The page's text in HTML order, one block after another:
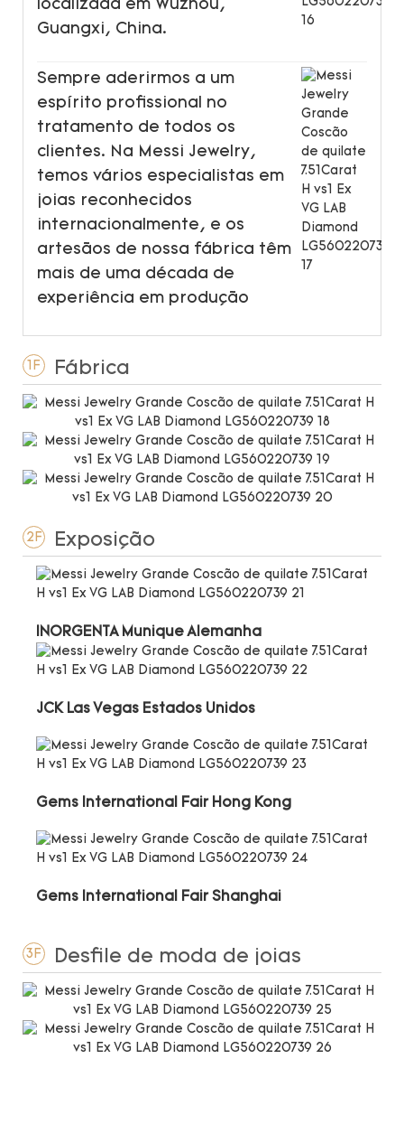
localizada em Wuzhou,
Guangxi, China.
Sempre aderirmos a um
espírito profissional no
tratamento de todos os
clientes. Na Messi Jewelry,
temos vários especialistas em
joias reconhecidos
internacionalmente, e os
artesãos de nossa fábrica têm
mais de uma década de
experiência em produção
1F Fábrica
2F Exposição
INORGENTA Munique Alemanha
JCK Las Vegas Estados Unidos
Gems International Fair Hong Kong
Gems International Fair Shanghai
3F Desfile de moda de joias